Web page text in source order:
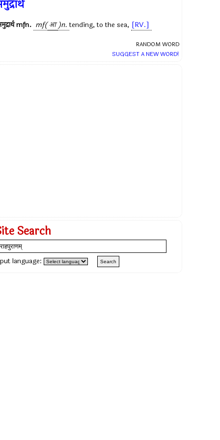
mfn. mf( आ )n. tending, to the sea, [RV.]
RANDOM WORD
SUGGEST A NEW WORD!
Search
language: